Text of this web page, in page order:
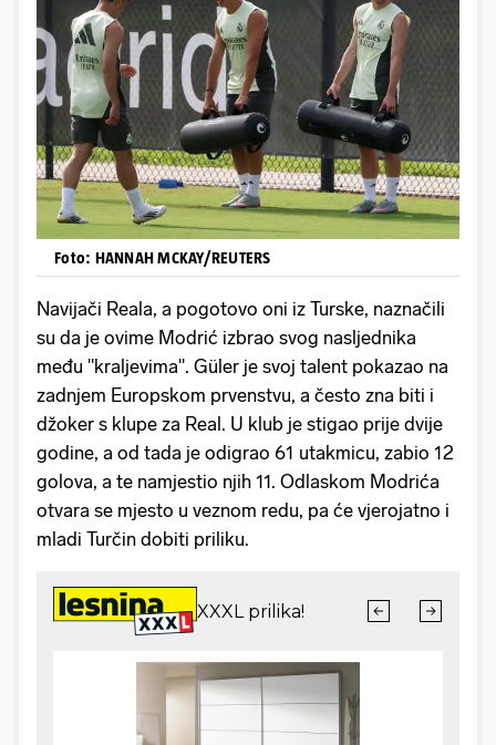
Foto: HANNAH MCKAY/REUTERS
Navijači Reala, a pogotovo oni iz Turske, naznačili
su da je ovime Modrić izbrao svog nasljednika
među "kraljevima". Güler je svoj talent pokazao na
zadnjem Europskom prvenstvu, a često zna biti i
džoker s klupe za Real. U klub je stigao prije dvije
godine, a od tada je odigrao 61 utakmicu, zabio 12
golova, a te namjestio njih 11. Odlaskom Modrića
otvara se mjesto u veznom redu, pa će vjerojatno i
mladi Turčin dobiti priliku.